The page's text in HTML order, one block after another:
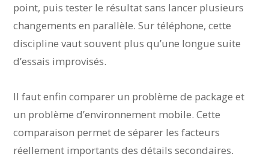
point, puis tester le résultat sans lancer plusieurs
changements en parallèle. Sur téléphone, cette
discipline vaut souvent plus qu’une longue suite
d’essais improvisés.
Il faut enfin comparer un problème de package et
un problème d’environnement mobile. Cette
comparaison permet de séparer les facteurs
réellement importants des détails secondaires.